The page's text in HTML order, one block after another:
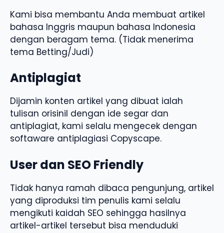
Kami bisa membantu Anda membuat artikel
bahasa Inggris maupun bahasa Indonesia
dengan beragam tema. (Tidak menerima
tema Betting/Judi)
Antiplagiat
Dijamin konten artikel yang dibuat ialah
tulisan orisinil dengan ide segar dan
antiplagiat, kami selalu mengecek dengan
softaware antiplagiasi Copyscape.
User dan SEO Friendly
Tidak hanya ramah dibaca pengunjung, artikel
yang diproduksi tim penulis kami selalu
mengikuti kaidah SEO sehingga hasilnya
artikel-artikel tersebut bisa menduduki